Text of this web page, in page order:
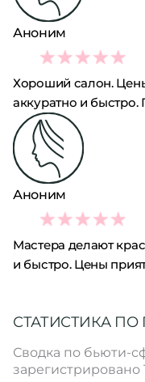
Аноним
5
Хороший салон.
аккуратно и
Аноним
5
Мастера делают
и быстро. Цены
СТАТИСТИКА ПО
Сводка по бьюти-
зарегистрировано